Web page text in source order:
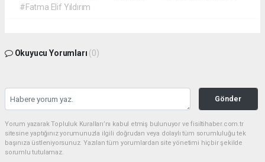
#Fatma Elif Yıldırım
Okuyucu Yorumları (0)
Gönder
Yorum yazarak Topluluk Kuralları’nı kabul etmiş bulunuyor ve fisiltihaber.com.tr
sitesine yaptığınız yorumunuzla ilgili doğrudan veya dolaylı tüm sorumluluğu tek
başınıza üstleniyorsunuz. Yazılan tüm yorumlardan site yönetimi hiçbir şekilde
sorumlu tutulamaz.